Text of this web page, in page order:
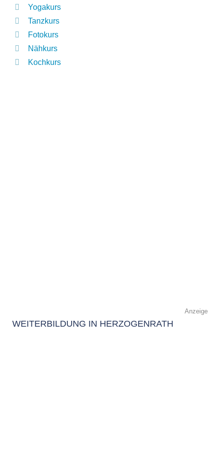
Yogakurs
Tanzkurs
Fotokurs
Nähkurs
Kochkurs
Anzeige
WEITERBILDUNG IN HERZOGENRATH